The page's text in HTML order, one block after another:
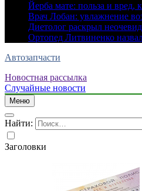
Йерба мате: польза и вред,
Врач Лобан: увлажнение
Диетолог раскрыл
Ортопед Литвиненко
Автозапчасти
Новостная рассылка
Случайные новости
Меню
Найти:
Заголовки